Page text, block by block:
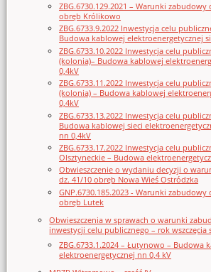
ZBG.6730.129.2021 – Warunki zabudowy
obręb Królikowo
ZBG.6733.9.2022 Inwestycja celu
Budowa kablowej elektroenergetycznej
ZBG.6733.10.2022 Inwestycja celu
(kolonia)– Budowa kablowej
0,4kV
ZBG.6733.11.2022 Inwestycja celu
(kolonia) – Budowa kablowej
0,4kV
ZBG.6733.13.2022 Inwestycja celu
Budowa kablowej sieci
nn 0,4kV
ZBG.6733.17.2022 Inwestycja celu
Olsztyneckie – Budowa
Obwieszczenie o wydaniu decyzji o
dz. 41/10 obręb Nowa Wieś Ostródzka
GNP.6730.185.2023 - Warunki zabudowy
obręb Lutek
Obwieszczenia w sprawach o warunki
inwestycji celu publicznego – rok wszczęcia
ZBG.6733.1.2024 – Łutynowo – Budowa
elektroenergetycznej nn 0,4 kV